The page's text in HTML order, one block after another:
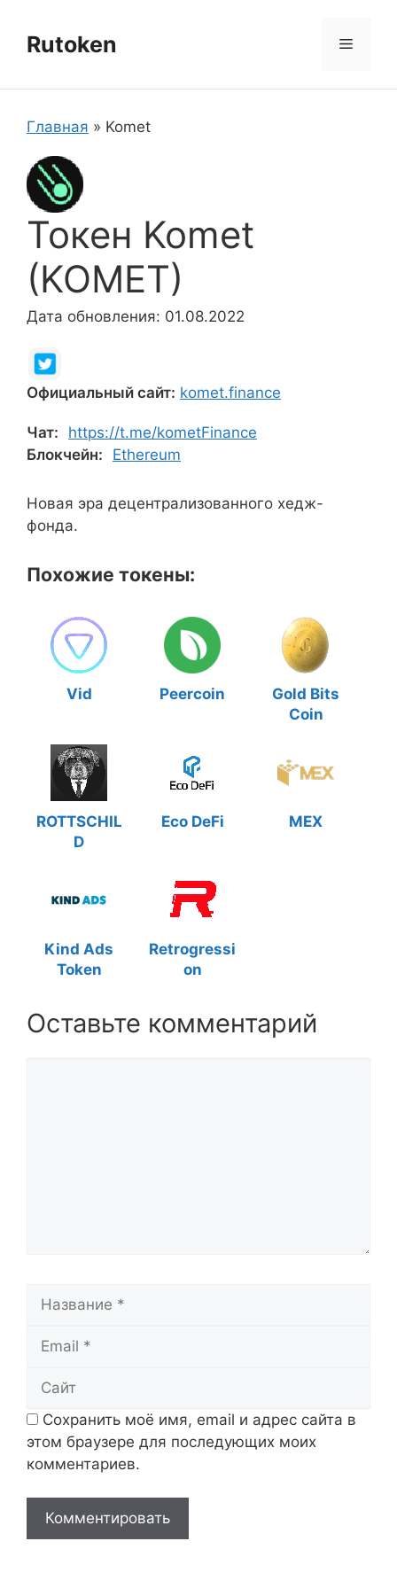
содержимому
Rutoken Меню
Главная » Komet
Токен Komet
(KOMET)
Дата обновления: 01.08.2022
Официальный сайт: komet.finance
Чат:
https://t.me/kometFinance
Блокчейн:
Ethereum
Новая эра децентрализованного хедж-
фонда.
Похожие токены:
Vid Peercoin
Gold Bits
Coin
ROTTSCHIL
D
Eco DeFi MEX
Kind Ads
Token
Retrogressi
on
Оставьте комментарий
Сохранить моё имя, email и адрес сайта в
этом браузере для последующих моих
комментариев.